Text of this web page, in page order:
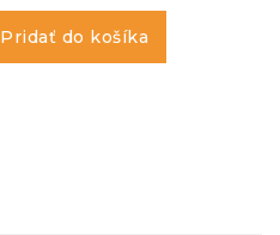
Pridať do košíka